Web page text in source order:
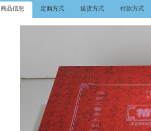
商品信息 定购方式 送货方式 付款方式